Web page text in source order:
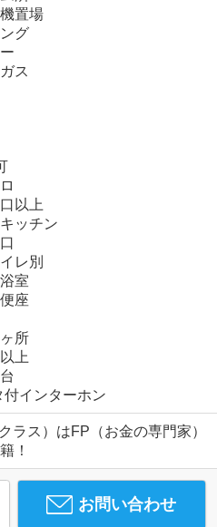
置場
グ
ス
以上
ッチン
レ別
室
座
所
上
付インターホン
ラス）はFP（お金の専門家）
！
お問い合わせ